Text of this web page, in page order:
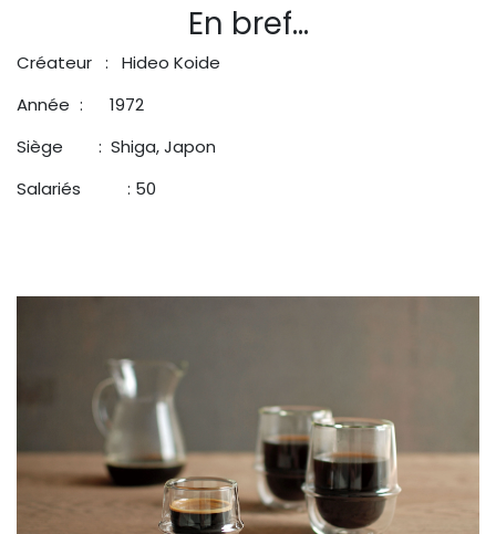
En bref...
Créateur : Hideo Koide
Année ​​: 1972
Siège : Shiga, Japon
Salariés
​: 50